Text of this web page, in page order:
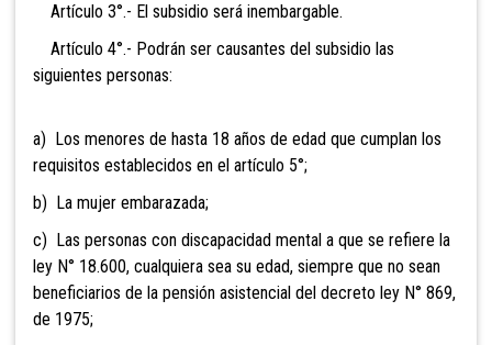
Artículo 3°.- El subsidio será inembargable.
Artículo 4°.- Podrán ser causantes del subsidio las
siguientes personas:
a) Los menores de hasta 18 años de edad que cumplan los
requisitos establecidos en el artículo 5°;
b) La mujer embarazada;
c) Las personas con discapacidad mental a que se refiere la
ley N° 18.600, cualquiera sea su edad, siempre que no sean
beneficiarios de la pensión asistencial del decreto ley N° 869,
de 1975;